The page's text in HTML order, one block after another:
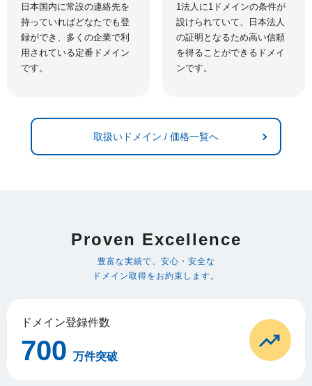
日本国内に常設の連絡先を
持っていればどなたでも登
録ができ、多くの企業で利
用されている定番ドメイン
です。
1法人に1ドメインの条件が
設けられていて、日本法人
の証明となるため高い信頼
を得ることができるドメイ
ンです。
取扱いドメイン / 価格一覧へ
Proven Excellence
豊富な実績で、安心・安全な
ドメイン取得をお約束します。
ドメイン登録件数
700 万件突破